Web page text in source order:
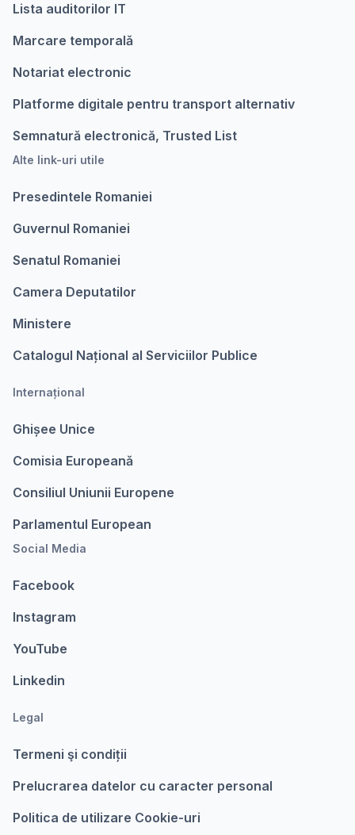
Lista auditorilor IT
Marcare temporalǎ
Notariat electronic
Platforme digitale pentru transport alternativ
Semnatură electronică, Trusted List
Alte link-uri utile
Presedintele Romaniei
Guvernul Romaniei
Senatul Romaniei
Camera Deputatilor
Ministere
Catalogul Național al Serviciilor Publice
Internațional
Ghișee Unice
Comisia Europeanǎ
Consiliul Uniunii Europene
Parlamentul European
Social Media
Facebook
Instagram
YouTube
Linkedin
Legal
Termeni şi condiții
Prelucrarea datelor cu caracter personal
Politica de utilizare Cookie-uri